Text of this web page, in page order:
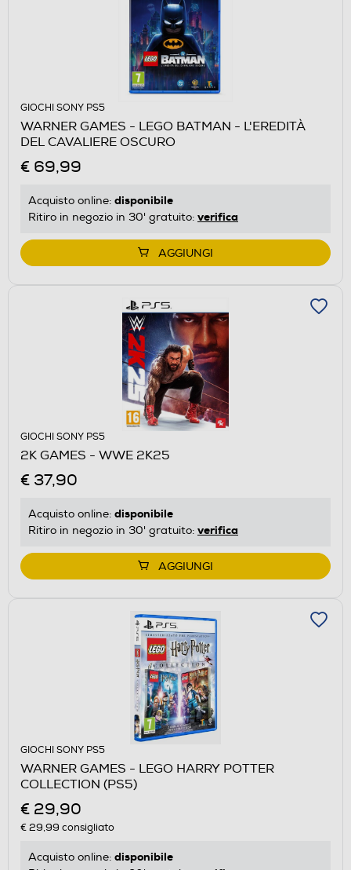
GIOCHI SONY PS5
WARNER GAMES - LEGO BATMAN - L'EREDITÀ
DEL CAVALIERE OSCURO
€ 69,99
Acquisto online: disponibile
Ritiro in negozio in 30' gratuito: verifica
AGGIUNGI
GIOCHI SONY PS5
2K GAMES - WWE 2K25
€ 37,90
Acquisto online: disponibile
Ritiro in negozio in 30' gratuito: verifica
AGGIUNGI
GIOCHI SONY PS5
WARNER GAMES - LEGO HARRY POTTER
COLLECTION (PS5)
€ 29,90
€ 29,99 consigliato
Acquisto online: disponibile